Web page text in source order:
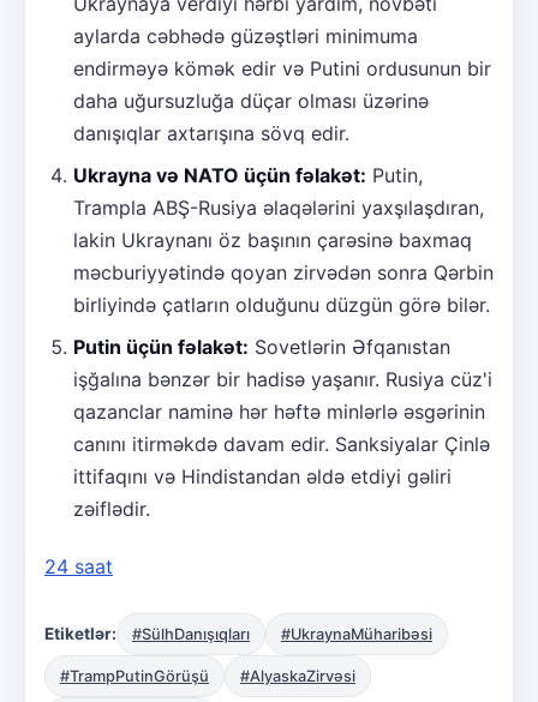
aylarda cəbhədə güzəştləri minimuma
endirməyə kömək edir və Putini ordusunun bir
daha uğursuzluğa düçar olması üzərinə
danışıqlar axtarışına sövq edir.
Ukrayna və NATO üçün fəlakət: Putin,
Trampla ABŞ-Rusiya əlaqələrini yaxşılaşdıran,
lakin Ukraynanı öz başının çarəsinə baxmaq
məcburiyyətində qoyan zirvədən sonra Qərbin
birliyində çatların olduğunu düzgün görə bilər.
Putin üçün fəlakət: Sovetlərin Əfqanıstan
işğalına bənzər bir hadisə yaşanır. Rusiya cüz'i
qazanclar naminə hər həftə minlərlə əsgərinin
canını itirməkdə davam edir. Sanksiyalar Çinlə
ittifaqını və Hindistandan əldə etdiyi gəliri
zəiflədir.
24 saat
Etiketlər: #SülhDanışıqları #UkraynaMüharibəsi
#TrampPutinGörüşü #AlyaskaZirvəsi